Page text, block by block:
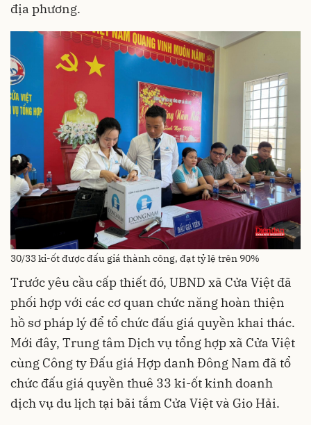
địa phương.
30/33 ki-ốt được đấu giá thành công, đạt tỷ lệ trên 90%
Trước yêu cầu cấp thiết đó, UBND xã Cửa Việt đã
phối hợp với các cơ quan chức năng hoàn thiện
hồ sơ pháp lý để tổ chức đấu giá quyền khai thác.
Mới đây, Trung tâm Dịch vụ tổng hợp xã Cửa Việt
cùng Công ty Đấu giá Hợp danh Đông Nam đã tổ
chức đấu giá quyền thuê 33 ki-ốt kinh doanh
dịch vụ du lịch tại bãi tắm Cửa Việt và Gio Hải.